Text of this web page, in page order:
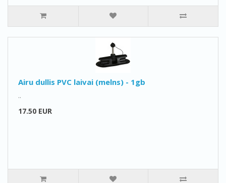
Airu dullis PVC laivai (melns) - 1gb
..
17.50 EUR